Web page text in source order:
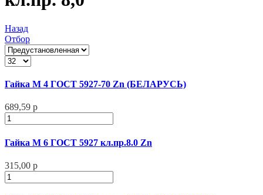
Назад
Отбор
Гайка М 4 ГОСТ 5927-70 Zn (БЕЛАРУСЬ)
689,59 р
Гайка М 6 ГОСТ 5927 кл.пр.8.0 Zn
315,00 р